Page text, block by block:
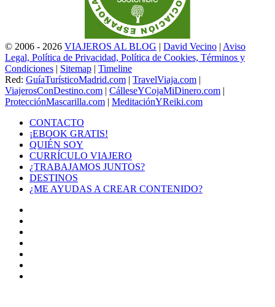
© 2006 - 2026 VIAJEROS AL BLOG | David Vecino | Aviso
Legal, Política de Privacidad, Política de Cookies, Términos y
Condiciones | Sitemap | Timeline
Red: GuíaTurísticoMadrid.com | TravelViaja.com |
ViajerosConDestino.com | CálleseYCojaMiDinero.com |
ProtecciónMascarilla.com | MeditaciónYReiki.com
CONTACTO
¡EBOOK GRATIS!
QUIÉN SOY
CURRÍCULO VIAJERO
¿TRABAJAMOS JUNTOS?
DESTINOS
¿ME AYUDAS A CREAR CONTENIDO?